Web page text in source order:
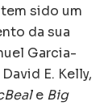
sido um
da sua
Garcia-
E. Kelly,
e Big